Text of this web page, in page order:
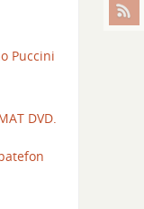
Puccini
DVD.